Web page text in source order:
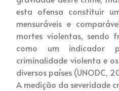
esta ofensa constituir
mensuráveis e
mortes violentas, sendo
como um indicador
criminalidade violenta e
diversos países (UNODC,
A medição da severidade